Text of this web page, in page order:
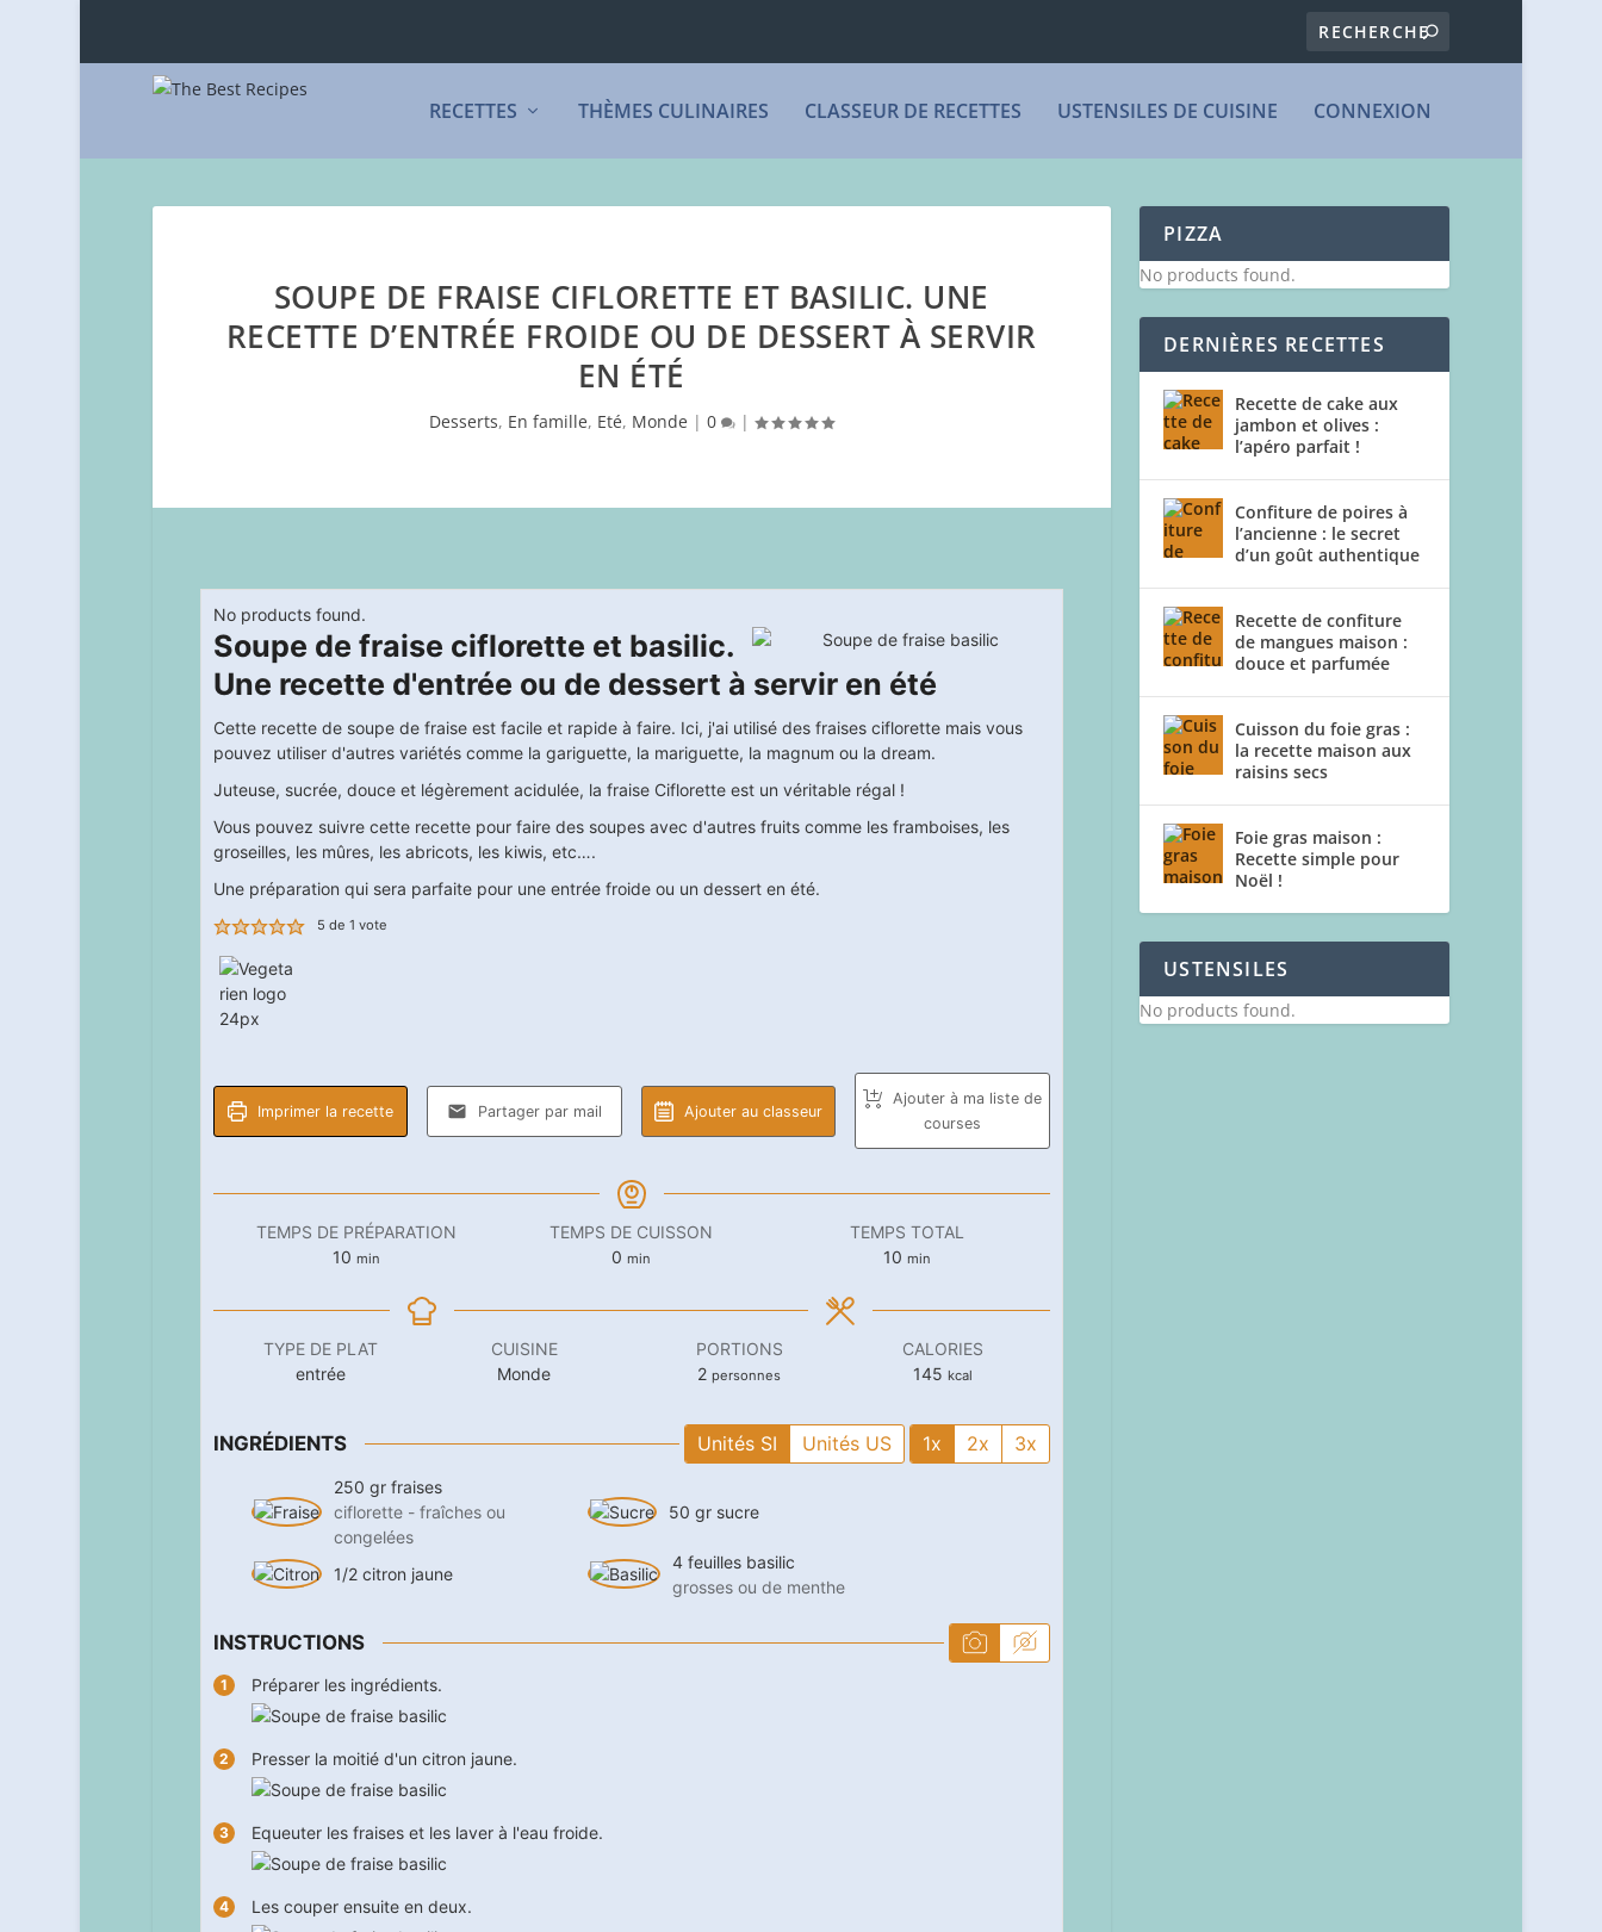
RECETTES THÈMES CULINAIRES CLASSEUR DE RECETTES USTENSILES DE CUISINE CONNEXION
SOUPE DE FRAISE CIFLORETTE ET BASILIC. UNE
RECETTE D’ENTRÉE FROIDE OU DE DESSERT À SERVIR
EN ÉTÉ
Desserts, En famille, Eté, Monde |0 |
No products found.
Soupe de fraise ciflorette et basilic.
Une recette d'entrée ou de dessert à servir en été
Cette recette de soupe de fraise est facile et rapide à faire. Ici, j'ai utilisé des fraises ciflorette mais vous
pouvez utiliser d'autres variétés comme la gariguette, la mariguette, la magnum ou la dream.
Juteuse, sucrée, douce et légèrement acidulée, la fraise Ciflorette est un véritable régal !
Vous pouvez suivre cette recette pour faire des soupes avec d'autres fruits comme les framboises, les
groseilles, les mûres, les abricots, les kiwis, etc….
Une préparation qui sera parfaite pour une entrée froide ou un dessert en été.
5 de 1 vote
Imprimer la recette Partager par mail Ajouter au classeur
Ajouter à ma liste de
courses
TEMPS DE PRÉPARATION
10 minutes
min
TEMPS DE CUISSON
0 minutes
min
TEMPS TOTAL
10minutes
min
TYPE DE PLAT
entrée
CUISINE
Monde
PORTIONS
2 personnes
CALORIES
145 kcal
INGRÉDIENTS Unités SI Unités US 1x 2x 3x
250 gr fraises
ciflorette - fraîches ou
congelées
50 gr sucre
1/2 citron jaune
4 feuilles basilic
grosses ou de menthe
INSTRUCTIONS
Préparer les ingrédients.
Presser la moitié d'un citron jaune.
Equeuter les fraises et les laver à l'eau froide.
Les couper ensuite en deux.
PIZZA
No products found.
DERNIÈRES RECETTES
Recette de cake aux
jambon et olives :
l’apéro parfait !
Confiture de poires à
l’ancienne : le secret
d’un goût authentique
Recette de confiture
de mangues maison :
douce et parfumée
Cuisson du foie gras :
la recette maison aux
raisins secs
Foie gras maison :
Recette simple pour
Noël !
USTENSILES
No products found.